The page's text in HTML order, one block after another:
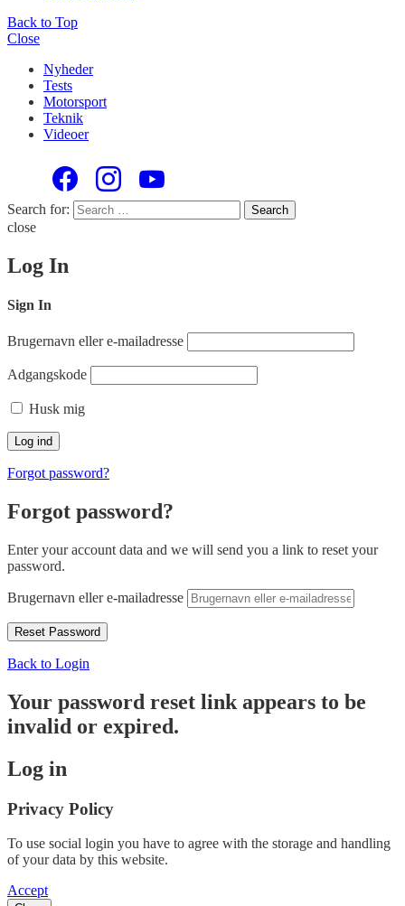
Back to Top
Close
Nyheder
Tests
Motorsport
Teknik
Videoer
Search for: Search
close
Log In
Sign In
Brugernavn eller e-mailadresse
Adgangskode
Husk mig
Forgot password?
Forgot password?
Enter your account data and we will send you a link to reset your
password.
Brugernavn eller e-mailadresse
Back to Login
Your password reset link appears to be
invalid or expired.
Log in
Privacy Policy
To use social login you have to agree with the storage and handling
of your data by this website.
Accept